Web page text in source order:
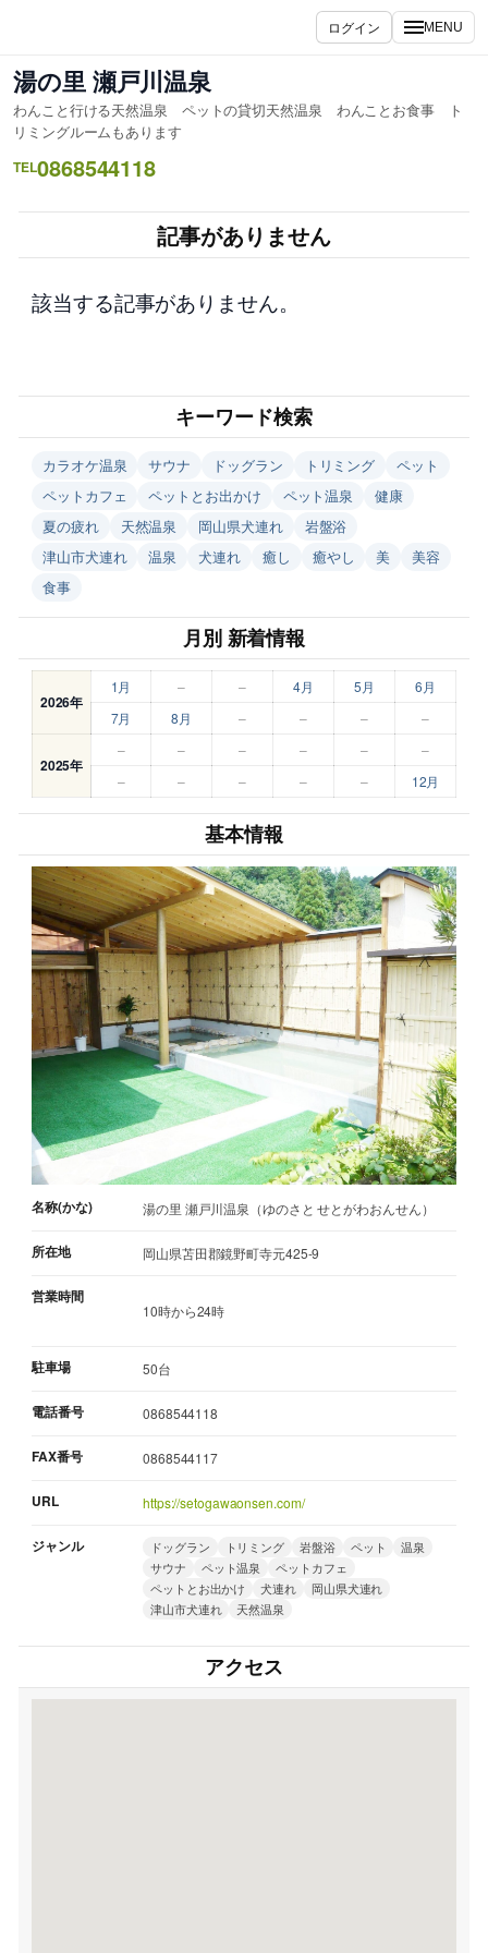
を
ス
キ
ッ
プ
ログイン MENU
湯の里 瀬戸川温泉
わんこと行ける天然温泉 ペットの貸切天然温泉 わんことお食事 ト
リミングルームもあります
TEL0868544118
記事がありません
該当する記事がありません。
キーワード検索
カラオケ温泉 サウナ ドッグラン トリミング
ペット
ペットカフェ
ペットとお出かけ ペット温泉
健康
夏の疲れ
天然温泉 岡山県犬連れ
岩盤浴
津山市犬連れ
温泉 犬連れ 癒し 癒やし 美
美容
食事
月別 新着情報
2026年
1月 – – 4月 5月
6月
7月
8月 – – – –
2025年
– – – – –
–
–
– – – – 12月
基本情報
名称(かな) 湯の里 瀬戸川温泉（ゆのさと せとがわおんせん）
所在地 岡山県苫田郡鏡野町寺元425-9
営業時間
10時から24時
駐車場 50台
電話番号 0868544118
FAX番号 0868544117
URL https://setogawaonsen.com/
ジャンル ドッグラン トリミング 岩盤浴 ペット
温泉
サウナ
ペット温泉
ペットカフェ
ペットとお出かけ
犬連れ
岡山県犬連れ
津山市犬連れ
天然温泉
アクセス